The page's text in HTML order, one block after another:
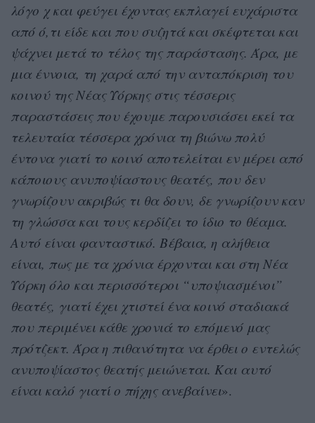
λόγο χ και φεύγει έχοντας εκπλαγεί ευχάριστα
από ό,τι είδε και που συζητά και σκέφτεται και
ψάχνει μετά το τέλος της παράστασης. Άρα, με
μια έννοια, τη χαρά από την ανταπόκριση του
κοινού της Νέας Υόρκης στις τέσσερις
παραστάσεις που έχουμε παρουσιάσει εκεί τα
τελευταία τέσσερα χρόνια τη βιώνω πολύ
έντονα γιατί το κοινό αποτελείται εν μέρει από
κάποιους ανυποψίαστους θεατές, που δεν
γνωρίζουν ακριβώς τι θα δουν, δε γνωρίζουν καν
τη γλώσσα και τους κερδίζει το ίδιο το θέαμα.
Αυτό είναι φανταστικό. Βέβαια, η αλήθεια
είναι, πως με τα χρόνια έρχονται και στη Νέα
Υόρκη όλο και περισσότεροι “υποψιασμένοι”
θεατές, γιατί έχει χτιστεί ένα κοινό σταδιακά
που περιμένει κάθε χρονιά το επόμενό μας
πρότζεκτ. Άρα η πιθανότητα να έρθει ο εντελώς
ανυποψίαστος θεατής μειώνεται. Και αυτό
είναι καλό γιατί ο πήχης ανεβαίνει».